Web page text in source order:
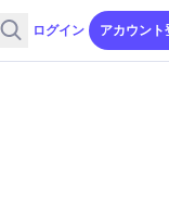
ログイン アカウント